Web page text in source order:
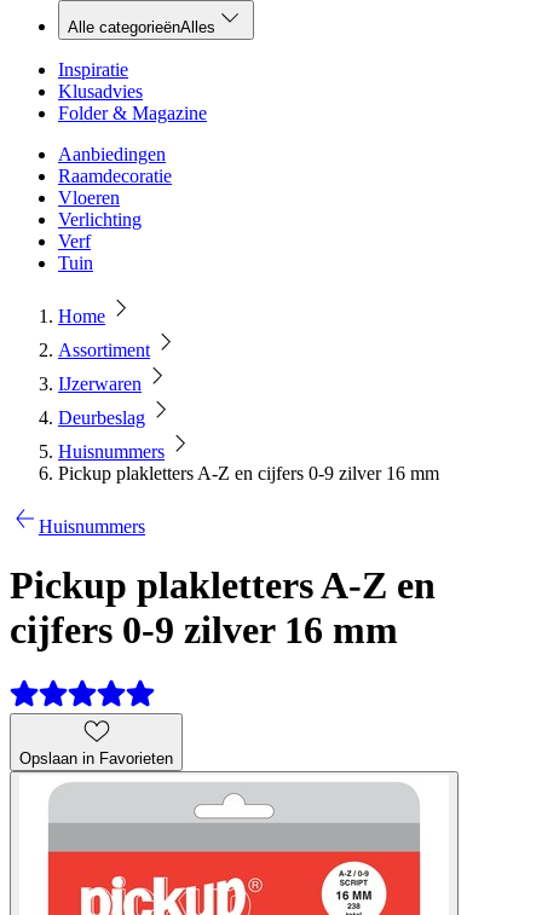
Alle categorieënAlles
Inspiratie
Klusadvies
Folder & Magazine
Aanbiedingen
Raamdecoratie
Vloeren
Verlichting
Verf
Tuin
Home
Assortiment
IJzerwaren
Deurbeslag
Huisnummers
Pickup plakletters A-Z en cijfers 0-9 zilver 16 mm
Huisnummers
Pickup plakletters A-Z en
cijfers 0-9 zilver 16 mm
Opslaan in Favorieten